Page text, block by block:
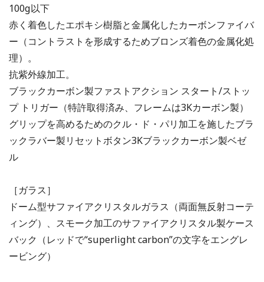
100g以下
赤く着色したエポキシ樹脂と金属化したカーボンファイバ
ー（コントラストを形成するためブロンズ着色の金属化処
理）。
抗紫外線加工。
ブラックカーボン製ファストアクション スタート/ストッ
プ トリガー（特許取得済み、フレームは3Kカーボン製）
グリップを高めるためのクル・ド・パリ加工を施したブラ
ックラバー製リセットボタン3Kブラックカーボン製ベゼ
ル
［ガラス］
ドーム型サファイアクリスタルガラス（両面無反射コーテ
ィング）、スモーク加工のサファイアクリスタル製ケース
バック（レッドで“superlight carbon”の文字をエングレ
ービング）